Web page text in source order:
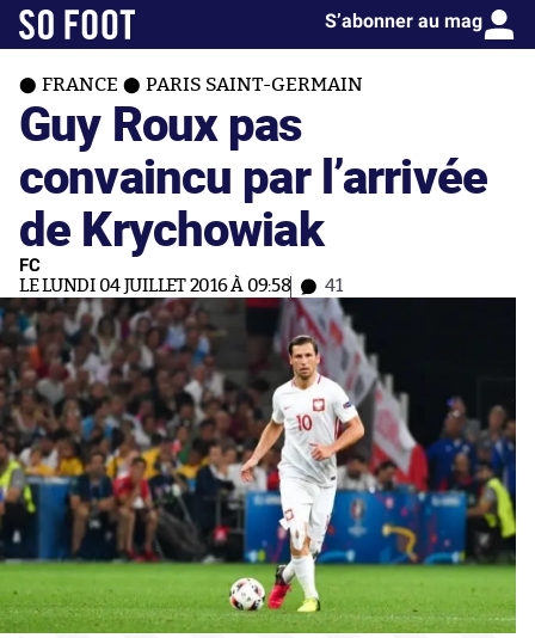
S’abonner au mag
FRANCE PARIS SAINT-GERMAIN
Guy Roux pas
convaincu par l’arrivée
de Krychowiak
FC
LE LUNDI 04 JUILLET 2016 À 09:58 41